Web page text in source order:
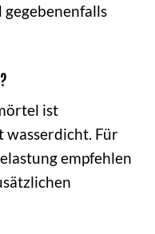
gegebenenfalls
ist
wasserdicht. Für
empfehlen